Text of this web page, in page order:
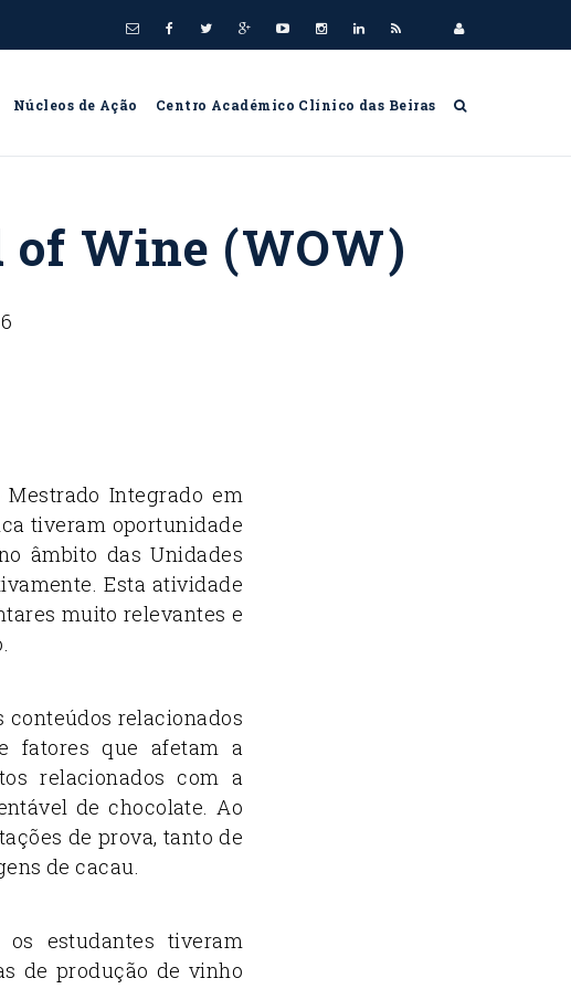
Núcleos de Ação Centro Académico Clínico das Beiras
of Wine (WOW)
Integrado em
tiveram oportunidade
âmbito das Unidades
Esta atividade
muito relevantes e
conteúdos relacionados
fatores que afetam a
relacionados com a
de chocolate. Ao
de prova, tanto de
de cacau.
estudantes tiveram
de produção de vinho